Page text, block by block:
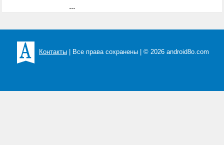
...
Контакты | Все права сохранены | © 2026 android8o.com